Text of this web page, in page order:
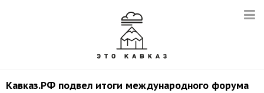
Кавказ.РФ подвел итоги международного форума